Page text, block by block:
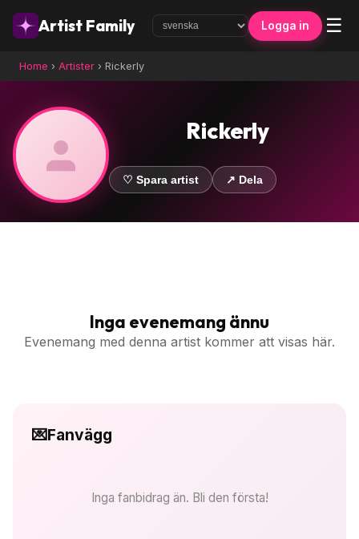
Artist Family Logga in ☰
Home › Artister › Rickerly
Rickerly
♡ Spara artist ↗ Dela
Inga evenemang ännu
Evenemang med denna artist kommer att visas här.
💌Fanvägg
Inga fanbidrag än. Bli den första!